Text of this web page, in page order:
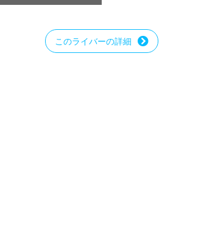
このライバーの詳細